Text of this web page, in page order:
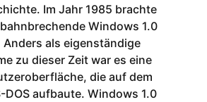
Im Jahr 1985 brachte
Windows 1.0
als eigenständige
zu dieser Zeit war es eine
die auf dem
DOS aufbaute. Windows 1.0